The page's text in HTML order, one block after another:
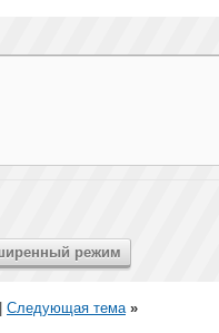
Следующая тема »